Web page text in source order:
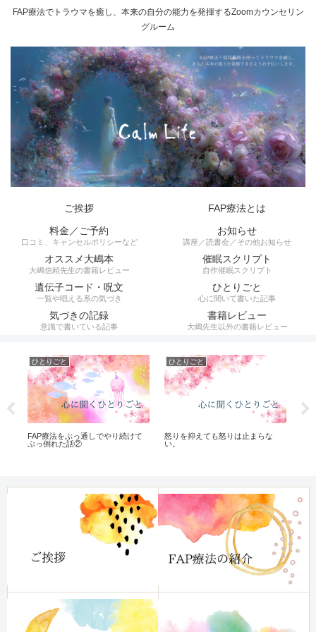
FAP療法でトラウマを癒し、本来の自分の能力を発揮するZoomカウンセリン
グルーム
ご挨拶
FAP療法とは
料金／ご予約
口コミ、キャンセルポリシーなど
お知らせ
講座／読書会／その他お知らせ
オススメ大嶋本
大嶋信頼先生の書籍レビュー
催眠スクリプト
自作催眠スクリプト
遺伝子コード・呪文
一覧や唱える系の気づき
ひとりごと
心に聞いて書いた記事
気づきの記録
意識で書いている記事
書籍レビュー
大嶋先生以外の書籍レビュー
ひとりごと
FAP療法をぶっ通しでやり続けて
ぶっ倒れた話②
ひとりごと
怒りを抑えても怒りは止まらな
い。